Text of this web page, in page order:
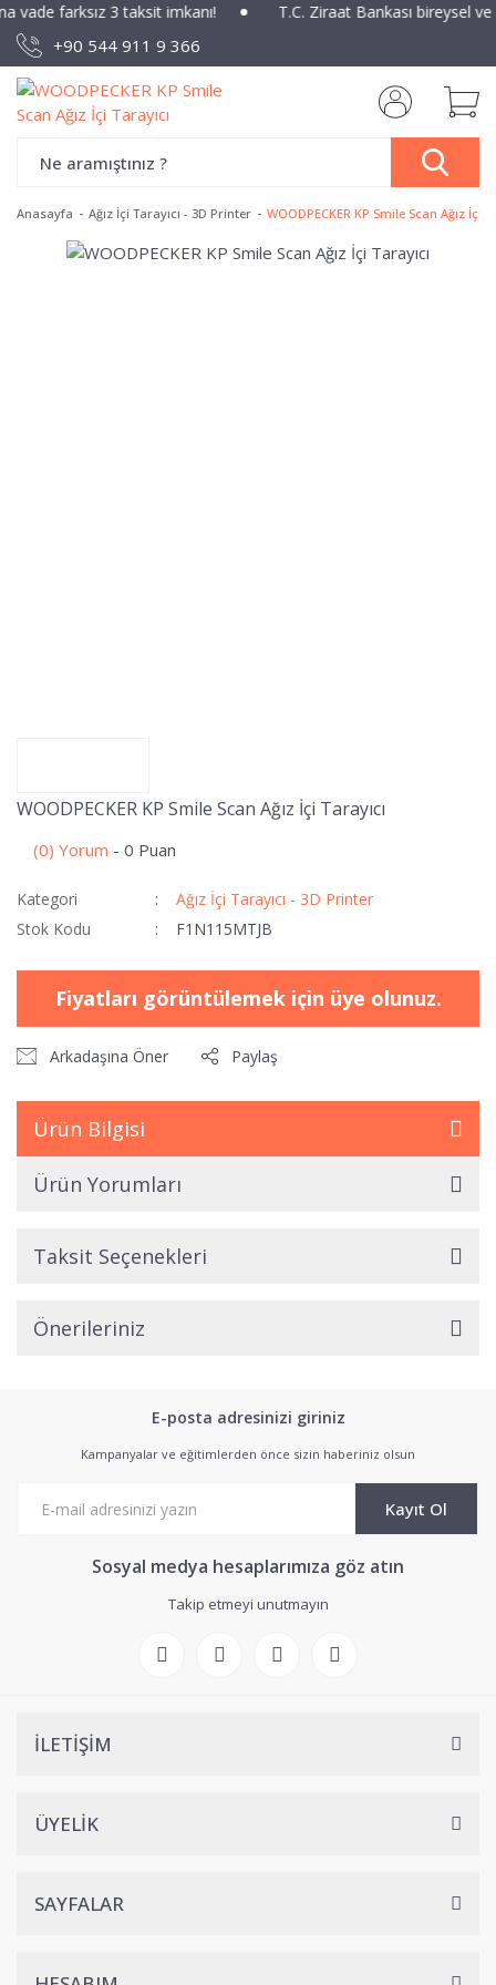
vade farksız 3 taksit imkanı! T.C. Ziraat Bankası bireysel
+90 544 911 9 366
Anasayfa Ağız İçi Tarayıcı - 3D Printer WOODPECKER KP Smile Scan Ağız İçi
WOODPECKER KP Smile Scan Ağız İçi Tarayıcı
(0) Yorum - 0 Puan
Kategori
Ağız İçi Tarayıcı - 3D Printer
Stok Kodu
F1N115MTJB
Fiyatları görüntülemek için üye olunuz.
Arkadaşına Öner Paylaş
Ürün Bilgisi
Ürün Yorumları
Taksit Seçenekleri
Önerileriniz
E-posta adresinizi giriniz
Kampanyalar ve eğitimlerden önce sizin haberiniz olsun
Kayıt Ol
Sosyal medya hesaplarımıza göz atın
Takip etmeyi unutmayın
İLETİŞİM
ÜYELİK
SAYFALAR